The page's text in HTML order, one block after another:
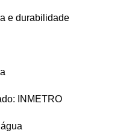
e durabilidade
INMETRO